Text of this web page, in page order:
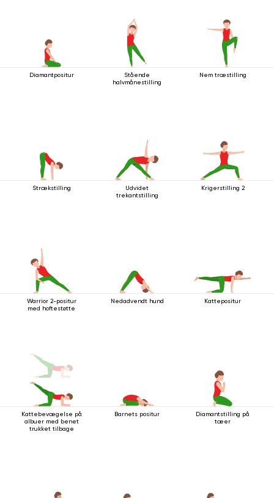
Diamantpositur
Stående
halvmånestilling
Nem træstilling
Strækstilling
Udvidet
trekantstilling
Krigerstilling 2
Warrior 2-positur
med hoftestøtte
Nedadvendt hund Kattepositur
Kattebevægelse på
albuer med benet
trukket tilbage
Barnets positur
Diamantstilling på
tæer